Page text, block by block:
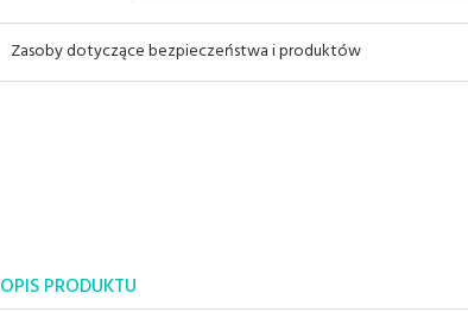
Zasoby dotyczące bezpieczeństwa i produktów
OPIS PRODUKTU